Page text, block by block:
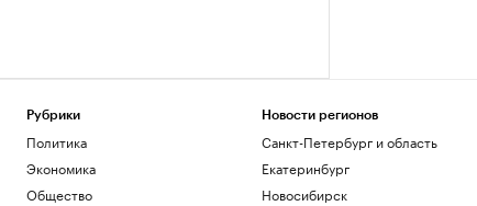
Рубрики
Политика
Экономика
Общество
Новости регионов
Санкт-Петербург и область
Екатеринбург
Новосибирск